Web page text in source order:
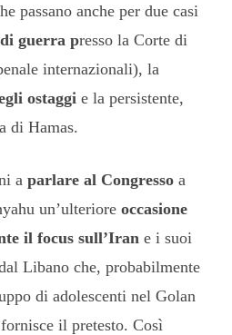
passano anche per due casi
guerra presso la Corte di
internazionali), la
ostaggi e la persistente,
di Hamas.
a parlare al Congresso a
un’ulteriore occasione
il focus sull’Iran e i suoi
Libano che, probabilmente
di adolescenti nel Golan
il pretesto. Così